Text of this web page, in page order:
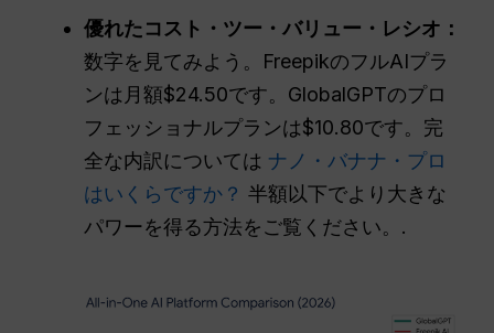
優れたコスト・ツー・バリュー・レシオ：
数字を見てみよう。FreepikのフルAIプラ
ンは月額$24.50です。GlobalGPTのプロ
フェッショナルプランは$10.80です。完
全な内訳については ナノ・バナナ・プロ
はいくらですか？ 半額以下でより大きな
パワーを得る方法をご覧ください。.